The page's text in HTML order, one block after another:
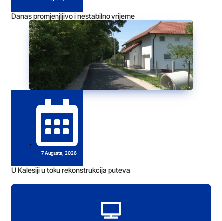
Danas promjenjljivo i nestabilno vrijeme
7 Augusta, 2026
U Kalesiji u toku rekonstrukcija puteva